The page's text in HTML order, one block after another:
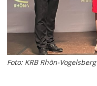
Foto: KRB Rhön-Vogelsberg